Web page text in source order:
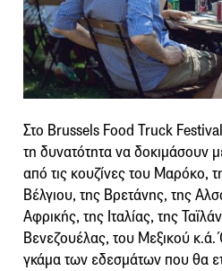
Στο Brussels Food Truck
τη δυνατότητα να δοκιμάσουν
από τις κουζίνες του Μαρόκο,
Βέλγιου, της Βρετάνης, της
Αφρικής, της Ιταλίας, της
Βενεζουέλας, του Μεξικού
γκάμα των εδεσμάτων που θα